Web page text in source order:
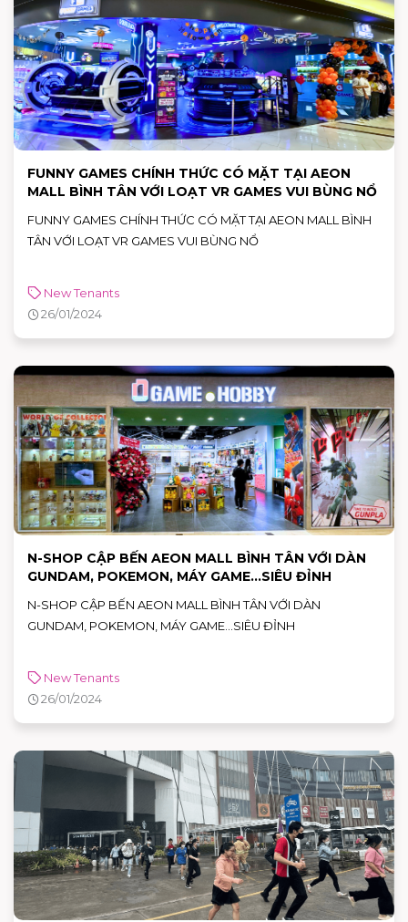
FUNNY GAMES CHÍNH THỨC CÓ MẶT TẠI AEON
MALL BÌNH TÂN VỚI LOẠT VR GAMES VUI BÙNG NỔ
FUNNY GAMES CHÍNH THỨC CÓ MẶT TẠI AEON MALL BÌNH
TÂN VỚI LOẠT VR GAMES VUI BÙNG NỔ
New Tenants
26/01/2024
N-SHOP CẬP BẾN AEON MALL BÌNH TÂN VỚI DÀN
GUNDAM, POKEMON, MÁY GAME…SIÊU ĐỈNH
N-SHOP CẬP BẾN AEON MALL BÌNH TÂN VỚI DÀN
GUNDAM, POKEMON, MÁY GAME…SIÊU ĐỈNH
New Tenants
26/01/2024